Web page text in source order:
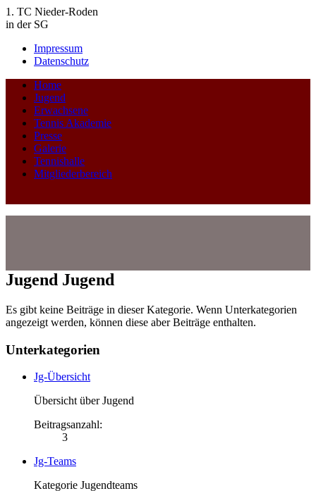
1. TC Nieder-Roden
in der SG
Impressum
Datenschutz
Home
Jugend
Erwachsene
Tennis Akademie
Presse
Galerie
Tennishalle
Mitgliederbereich
Jugend Jugend
Es gibt keine Beiträge in dieser Kategorie. Wenn Unterkategorien
angezeigt werden, können diese aber Beiträge enthalten.
Unterkategorien
Jg-Übersicht
Übersicht über Jugend
Beitragsanzahl:
3
Jg-Teams
Kategorie Jugendteams